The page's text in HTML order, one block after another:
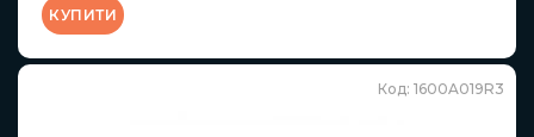
КУПИТИ
Код: 1600A019R3